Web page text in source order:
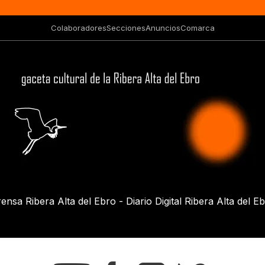
ColaboradoresSeccionesAnunciosComarca
Ribera Alta del Ebro - Diario Digital Ribera Alta del